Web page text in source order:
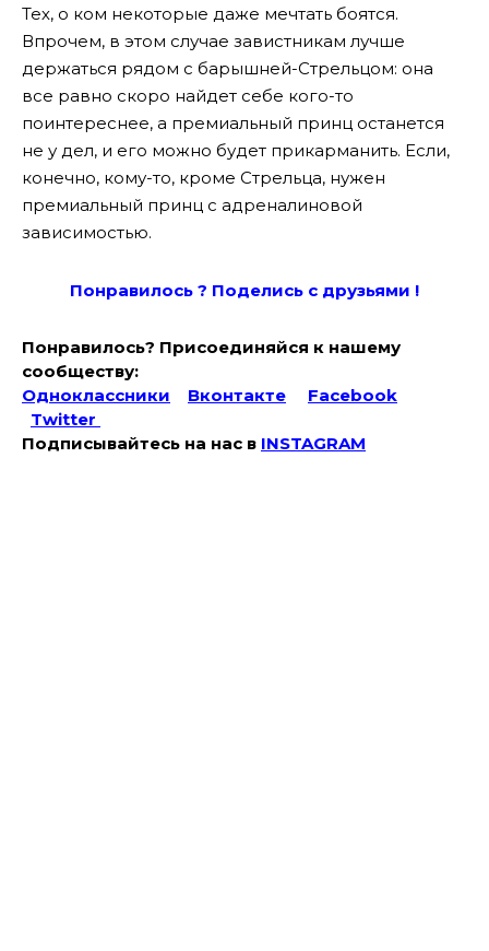
Тех, о ком некоторые даже мечтать боятся.
Впрочем, в этом случае завистникам лучше
держаться рядом с барышней-Стрельцом: она
все равно скоро найдет себе кого-то
поинтереснее, а премиальный принц останется
не у дел, и его можно будет прикарманить. Если,
конечно, кому-то, кроме Стрельца, нужен
премиальный принц с адреналиновой
зависимостью.
Понравилось ? Поделись с друзьями !
Понравилось? Присоединяйся к нашему
сообществу:
Одноклассники
Вконтакте
Facebook
Twitter
Подписывайтесь на наc в INSTAGRAM